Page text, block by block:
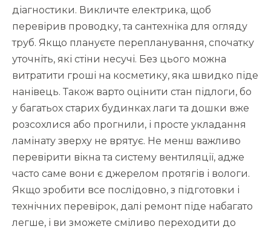
діагностики. Викличте електрика, щоб
перевірив проводку, та сантехніка для огляду
труб. Якщо плануєте перепланування, спочатку
уточніть, які стіни несучі. Без цього можна
витратити гроші на косметику, яка швидко піде
нанівець. Також варто оцінити стан підлоги, бо
у багатьох старих будинках лаги та дошки вже
розсохлися або прогнили, і просте укладання
ламінату зверху не врятує. Не менш важливо
перевірити вікна та систему вентиляції, адже
часто саме вони є джерелом протягів і вологи.
Якщо зробити все послідовно, з підготовки і
технічних перевірок, далі ремонт піде набагато
легше, і ви зможете сміливо переходити до